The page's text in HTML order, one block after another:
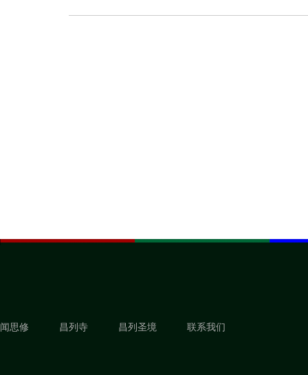
闻思修 昌列寺 昌列圣境 联系我们